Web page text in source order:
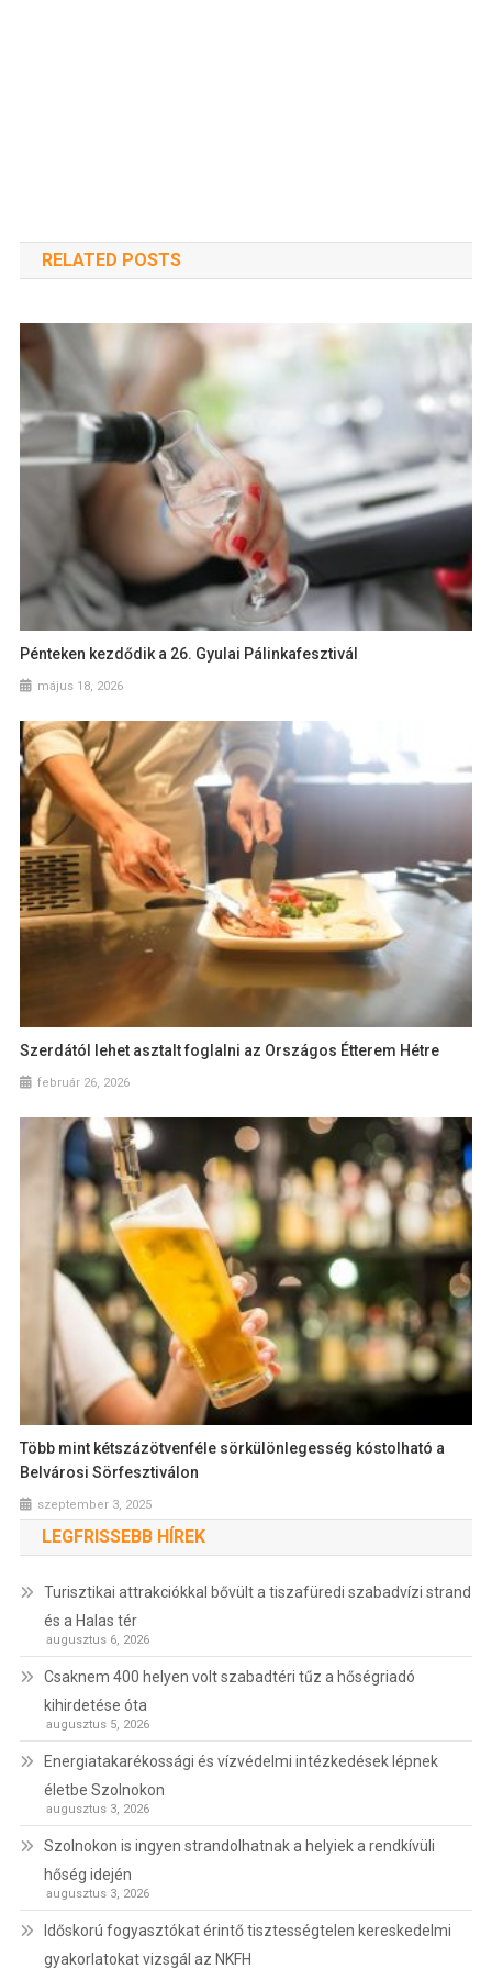
RELATED POSTS
Pénteken kezdődik a 26. Gyulai Pálinkafesztivál
május 18, 2026
Szerdától lehet asztalt foglalni az Országos Étterem Hétre
február 26, 2026
Több mint kétszázötvenféle sörkülönlegesség kóstolható a
Belvárosi Sörfesztiválon
szeptember 3, 2025
LEGFRISSEBB HÍREK
Turisztikai attrakciókkal bővült a tiszafüredi szabadvízi strand
és a Halas tér
augusztus 6, 2026
Csaknem 400 helyen volt szabadtéri tűz a hőségriadó
kihirdetése óta
augusztus 5, 2026
Energiatakarékossági és vízvédelmi intézkedések lépnek
életbe Szolnokon
augusztus 3, 2026
Szolnokon is ingyen strandolhatnak a helyiek a rendkívüli
hőség idején
augusztus 3, 2026
Időskorú fogyasztókat érintő tisztességtelen kereskedelmi
gyakorlatokat vizsgál az NKFH